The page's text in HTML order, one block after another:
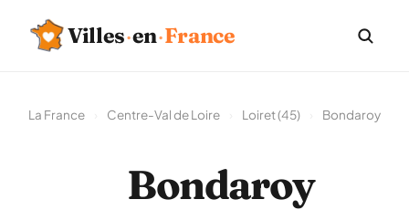
Villes·en·France
La France Centre-Val de Loire Loiret (45) Bondaroy
Bondaroy